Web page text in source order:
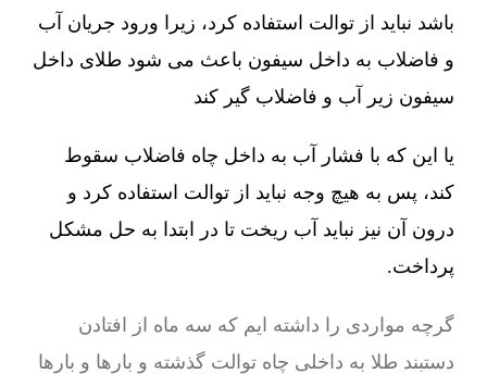
باشد نباید از توالت استفاده کرد، زیرا ورود جریان آب
و فاضلاب به داخل سیفون باعث می شود طلای داخل
سیفون زیر آب و فاضلاب گیر کند
یا این که با فشار آب به داخل چاه فاضلاب سقوط
کند، پس به هیچ وجه نباید از توالت استفاده کرد و
درون آن نیز نباید آب ریخت تا در ابتدا به حل مشکل
پرداخت.
گرچه مواردی را داشته ایم که سه ماه از افتادن
دستبند طلا به داخلی چاه توالت گذشته و بارها و بارها